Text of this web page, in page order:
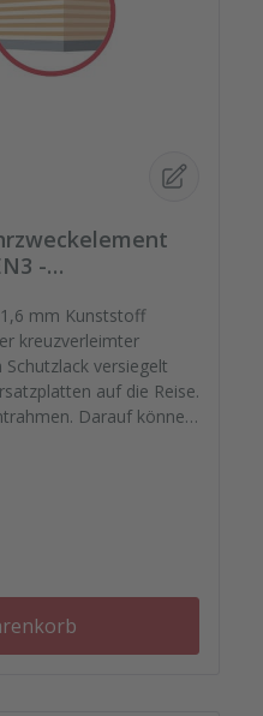
-
mm Kunststoff
kreuzverleimter
auf die Reise.
Darauf können